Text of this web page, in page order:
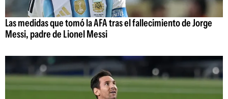
Las medidas que tomó la AFA tras el fallecimiento de Jorge
Messi, padre de Lionel Messi